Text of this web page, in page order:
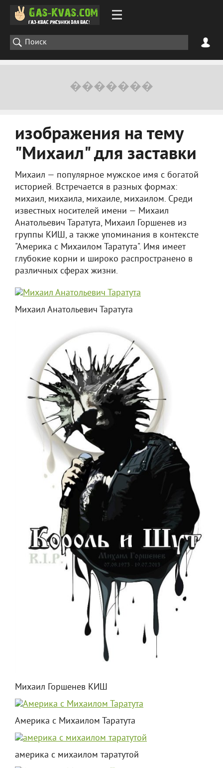
изображения на тему
"Михаил" для заставки
Михаил — популярное мужское имя с богатой
историей. Встречается в разных формах:
михаил, михаила, михаиле, михаилом. Среди
известных носителей имени — Михаил
Анатольевич Таратута, Михаил Горшенев из
группы КИШ, а также упоминания в контексте
"Америка с Михаилом Таратута". Имя имеет
глубокие корни и широко распространено в
различных сферах жизни.
Михаил Анатольевич Таратута
Михаил Горшенев КИШ
Америка с Михаилом Таратута
америка с михаилом таратутой